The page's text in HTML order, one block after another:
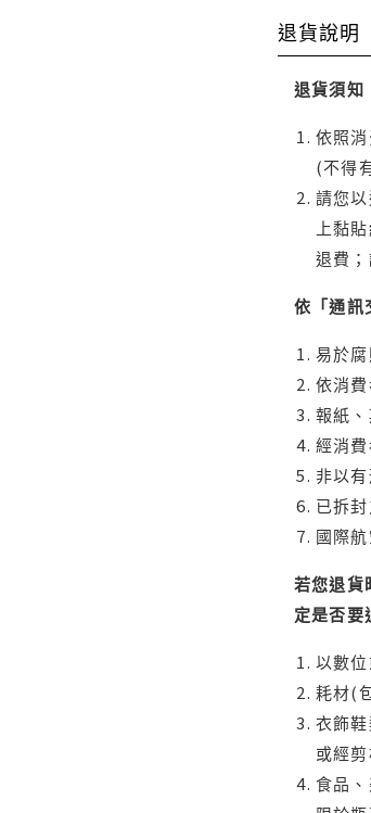
退貨說明
退貨須知
依照
(不得
請您
上黏
退費
依「通訊
易於
依消
報紙
經消
非以
已拆
國際
若您退貨
定是否要
以數
耗材(
衣飾
或經
食品